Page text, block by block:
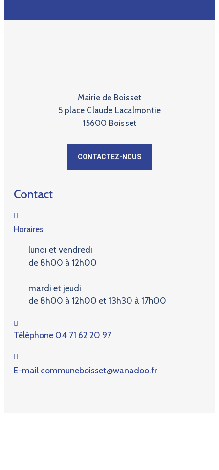
Mairie de Boisset
5 place Claude Lacalmontie
15600 Boisset
CONTACTEZ-NOUS
Contact
Horaires
lundi et vendredi
de 8h00 à 12h00
mardi et jeudi
de 8h00 à 12h00 et 13h30 à 17h00
Téléphone 04 71 62 20 97
E-mail communeboisset@wanadoo.fr